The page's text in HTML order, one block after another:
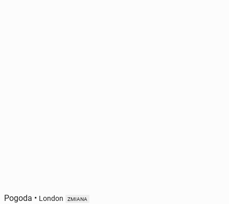
Pogoda • London ZMIANA